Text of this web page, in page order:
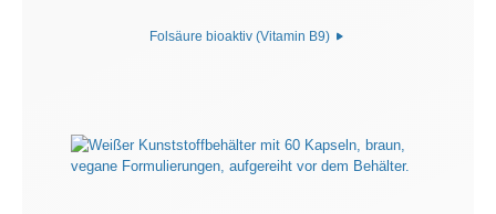
Folsäure bioaktiv (Vitamin B9)